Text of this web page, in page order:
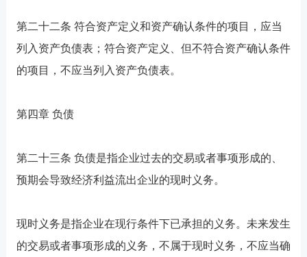
第二十二条 符合资产定义和资产确认条件的项目，应当
列入资产负债表；符合资产定义、但不符合资产确认条件
的项目，不应当列入资产负债表。
第四章 负债
第二十三条 负债是指企业过去的交易或者事项形成的、
预期会导致经济利益流出企业的现时义务。
现时义务是指企业在现行条件下已承担的义务。未来发生
的交易或者事项形成的义务，不属于现时义务，不应当确